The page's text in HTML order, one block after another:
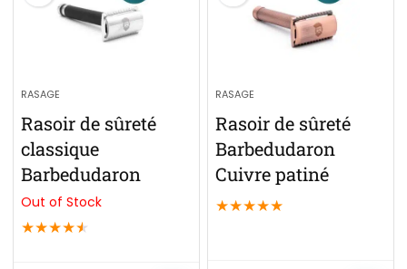
RASAGE
Rasoir de sûreté
classique
Barbedudaron
Out of Stock
★★★★★
RASAGE
Rasoir de sûreté
Barbedudaron
Cuivre patiné
★★★★★